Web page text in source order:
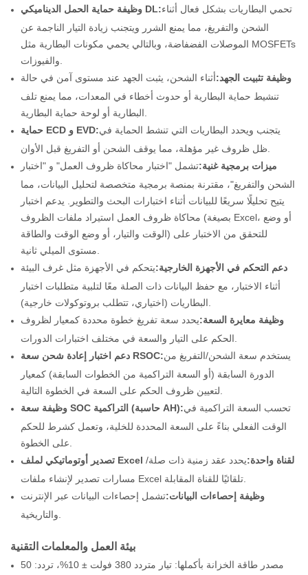
وظيفة حماية الحمل الديناميكي DL:تحمي البطاريات بشكل فعال أثناء
الشحن والتفريغ، مما يمنع الشرر ويتجنب زيادة التيار الناجمة عن
الموصلات الفضفاضة، وبالتالي يحمي مكونات البطارية مثل MOSFETs
وظيفة تثبيت الجهد:أثناء الشحن، يثبت الجهد عند مستوى آمن في حالة
تنشيط حماية البطارية أو حدوث أخطاء في المعدات، مما يمنع تلف
حماية ECD و EVD:يتجنب ويحدد البطاريات التي تنشط الحماية في
ميزات برمجية غنية:تشمل "اختبار محاكاة ظروف العمل" و "اختبار
الشحن والتفريغ"، مقترنة بمنصة برمجية متخصصة لتحليل البيانات، مما
يتيح تحليلًا سريعًا للبيانات أثناء اختبارات البحث والتطوير. يدعم اختبار
محاكاة ظروف العمل استيراد ملفات الظروف (بصيغة Excel، أو وضع
الوقت والتيار، أو وضع الوقت والطاقة) للتحقق من الاختبار على
دعم التحكم في الأجهزة الخارجية:يتحكم في الأجهزة مثل غرف البيئة
أثناء الاختبار، مع حفظ البيانات ذات الصلة معًا لتلبية متطلبات اختبار
وظيفة معايرة السعة:يحدد سعة تفريغ خطوة محددة كمعيار لظروف
دعم اختبار إعادة شحن سعة RSOC:يستخدم سعة الشحن/التفريغ من
الدورة السابقة (أو السعة التراكمية من الخطوات السابقة) كمعيار
وظيفة سعة SOC التراكمية (حاسبة AH):تحسب السعة التراكمية في
الوقت الفعلي بناءً على السعة المحددة للخلية، وتعمل كشرط للحكم
تصدير أوتوماتيكي لملف Excel لقناة واحدة:يحدد عقد زمنية ذات صلة/
وظيفة إحصاءات البيانات:تشمل إحصاءات البيانات عبر الإنترنت
بيئة العمل والمعلمات التقنية
مصدر طاقة الخزانة بأكملها: تيار متردد 380 فولت ± 10%، تردد: 50